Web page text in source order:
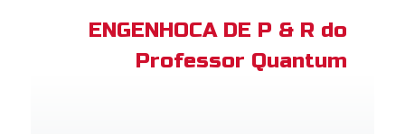
ENGENHOCA DE P & R do
Professor Quantum